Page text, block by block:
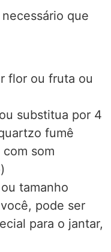
que
flor ou fruta ou
substitua por 4
fumê
som
tamanho
pode ser
para o jantar,